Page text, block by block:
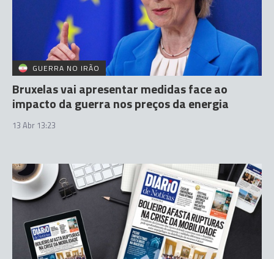
GUERRA NO IRÃO
Bruxelas vai apresentar medidas face ao
impacto da guerra nos preços da energia
13 Abr 13:23